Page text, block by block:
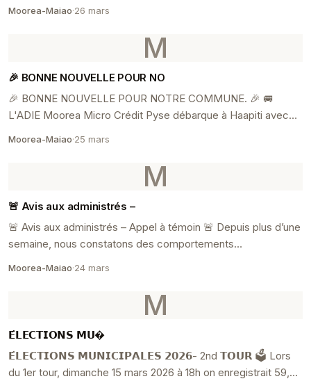
Moorea-Maiao·26 mars
M
🎉 BONNE NOUVELLE POUR NO
🎉 BONNE NOUVELLE POUR NOTRE COMMUNE. 🎉 🚐
L'ADIE Moorea Micro Crédit Pyse débarque à Haapiti avec
Moorea-Maiao·25 mars
M
🚨 Avis aux administrés –
🚨 Avis aux administrés – Appel à témoin 🚨 Depuis plus d’une
semaine, nous constatons des comportements
Moorea-Maiao·24 mars
M
𝗘́𝗟𝗘𝗖𝗧𝗜𝗢𝗡𝗦 𝗠𝗨�
𝗘́𝗟𝗘𝗖𝗧𝗜𝗢𝗡𝗦 𝗠𝗨𝗡𝗜𝗖𝗜𝗣𝗔𝗟𝗘𝗦 𝟮𝟬𝟮𝟲- 2nd 𝗧𝗢𝗨𝗥 🗳 Lors
du 1er tour, dimanche 15 mars 2026 à 18h on enregistrait 59,4